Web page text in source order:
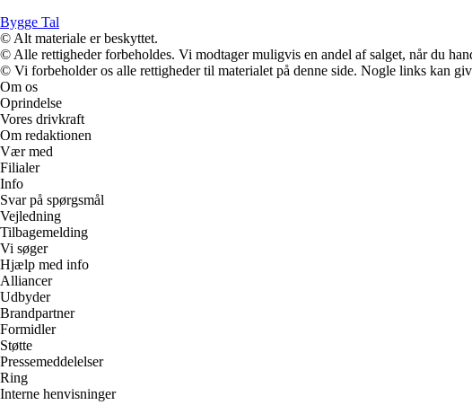
Bygge Tal
© Alt materiale er beskyttet.
© Alle rettigheder forbeholdes. Vi modtager muligvis en andel af salget, når du
© Vi forbeholder os alle rettigheder til materialet på denne side. Nogle links kan
Om os
Oprindelse
Vores drivkraft
Om redaktionen
Vær med
Filialer
Info
Svar på spørgsmål
Vejledning
Tilbagemelding
Vi søger
Hjælp med info
Alliancer
Udbyder
Brandpartner
Formidler
Støtte
Pressemeddelelser
Ring
Interne henvisninger